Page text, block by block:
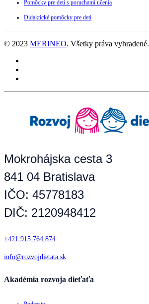
Pomôcky pre deti s poruchami učenia
Didaktické pomôcky pre deti
© 2023 MERINEO. Všetky práva vyhradené.
Mokrohájska cesta 3
841 04 Bratislava
IČO: 45778183
DIČ: 2120948412
+421 915 764 874
info@rozvojdietata.sk
Akadémia rozvoja dieťaťa